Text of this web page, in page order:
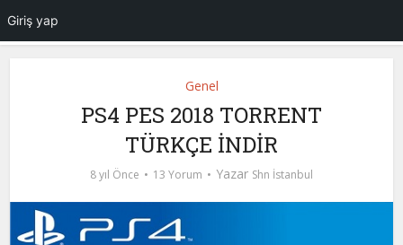
Genel
PS4 PES 2018 TORRENT
TÜRKÇE İNDİR
8 yıl Önce 13 Yorum Yazar Shn İstanbul
Giriş yap